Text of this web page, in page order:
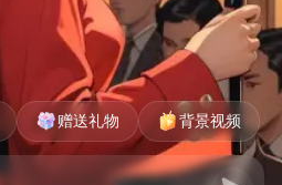
赠送礼物 背景视频